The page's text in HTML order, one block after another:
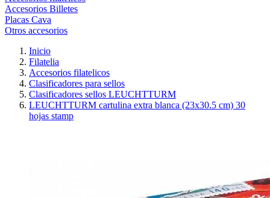
Accesorios Billetes
Placas Cava
Otros accesorios
Inicio
Filatelia
Accesorios filatelicos
Clasificadores para sellos
Clasificadores sellos LEUCHTTURM
LEUCHTTURM cartulina extra blanca (23x30.5 cm) 30
hojas stamp